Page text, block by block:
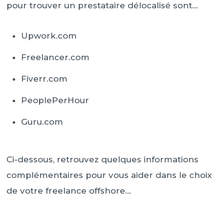
pour trouver un prestataire délocalisé sont…
Upwork.com
Freelancer.com
Fiverr.com
PeoplePerHour
Guru.com
Ci-dessous, retrouvez quelques informations
complémentaires pour vous aider dans le choix
de votre freelance offshore…